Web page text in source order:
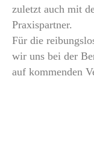
zuletzt auch mit
Praxispartner.
Für die
wir uns bei der
auf kommenden